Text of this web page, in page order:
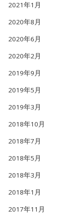
2021年1月
2020年8月
2020年6月
2020年2月
2019年9月
2019年5月
2019年3月
2018年10月
2018年7月
2018年5月
2018年3月
2018年1月
2017年11月